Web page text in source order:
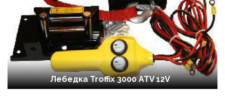
Лебедка Troffix 3000 ATV 12V